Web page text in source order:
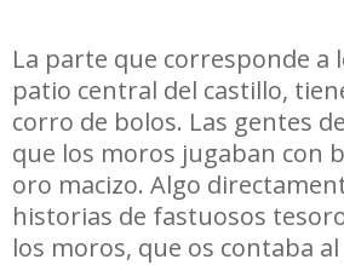
La parte que corresponde a
patio central del castillo,
corro de bolos. Las gentes
que los moros jugaban con
oro macizo. Algo
historias de fastuosos
los moros, que os contaba